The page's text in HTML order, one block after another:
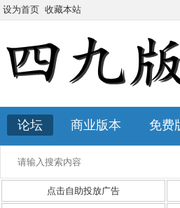
设为首页 收藏本站
论坛 商业版本 免费
点击自助投放广告